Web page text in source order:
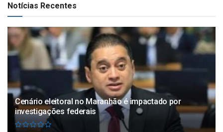
Notícias Recentes
Cenário eleitoral no Maranhão é impactado por
investigações federais